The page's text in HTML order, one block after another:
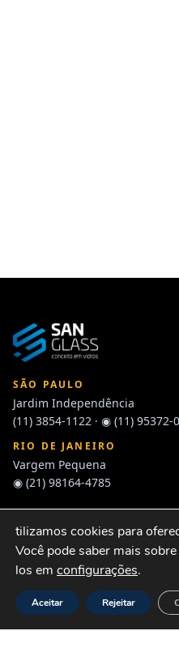
SÃO PAULO
Jardim Independência
(11) 3854-1122 · ◉ (11) 95372-
RIO DE JANEIRO
Vargem Pequena
◉ (21) 98164-4785
INSTITUCIONAL
Sobre a San Glass
Transparência
Contato
tilizamos cookies para
Você pode saber mais
los em configurações.
Aceitar Rejeitar